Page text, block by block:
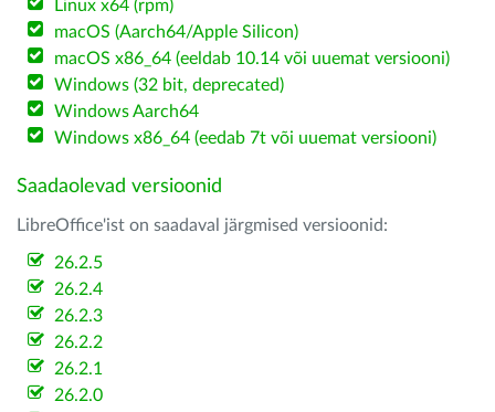
Linux x64 (rpm)
macOS (Aarch64/Apple Silicon)
macOS x86_64 (eeldab 10.14 või uuemat versiooni)
Windows (32 bit, deprecated)
Windows Aarch64
Windows x86_64 (eedab 7t või uuemat versiooni)
Saadaolevad versioonid
LibreOffice'ist on saadaval järgmised versioonid:
26.2.5
26.2.4
26.2.3
26.2.2
26.2.1
26.2.0